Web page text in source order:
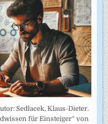
Sedlacek, Klaus-Dieter.
für Einsteiger“ von